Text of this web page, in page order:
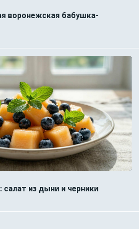
воронежская бабушка-
из дыни и черники